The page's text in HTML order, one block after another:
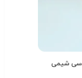
شیمی